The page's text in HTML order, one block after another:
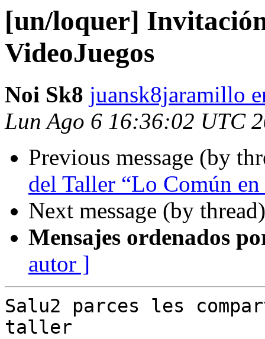
[un/loquer]
VideoJuegos
Noi Sk8 juansk8jaramillo
Lun Ago 6 16:36:02 UTC
Previous message (by
del Taller “Lo Común
Next message (by
Mensajes ordenados
autor ]
Salu2 parces les
taller